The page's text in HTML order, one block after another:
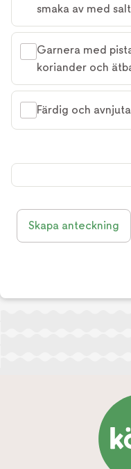
smaka av med
Garnera med
koriander och
Färdig och
Skapa anteckning